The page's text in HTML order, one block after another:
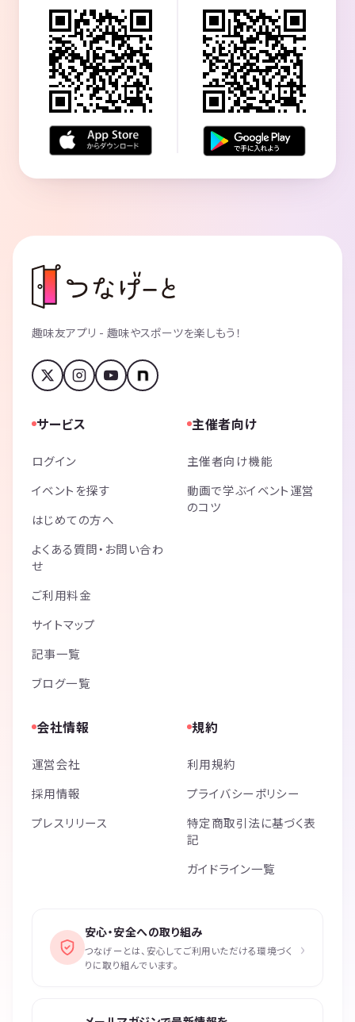
趣味友アプリ - 趣味やスポーツを楽しもう！
サービス
ログイン
イベントを探す
はじめての方へ
よくある質問・お問い合わ
せ
ご利用料金
サイトマップ
記事一覧
ブログ一覧
主催者向け
主催者向け機能
動画で学ぶイベント運営
のコツ
会社情報
運営会社
採用情報
プレスリリース
規約
利用規約
プライバシーポリシー
特定商取引法に基づく表
記
ガイドライン一覧
安心・安全への取り組み
つなげーとは、安心してご利用いただける環境づく
りに取り組んでいます。
›